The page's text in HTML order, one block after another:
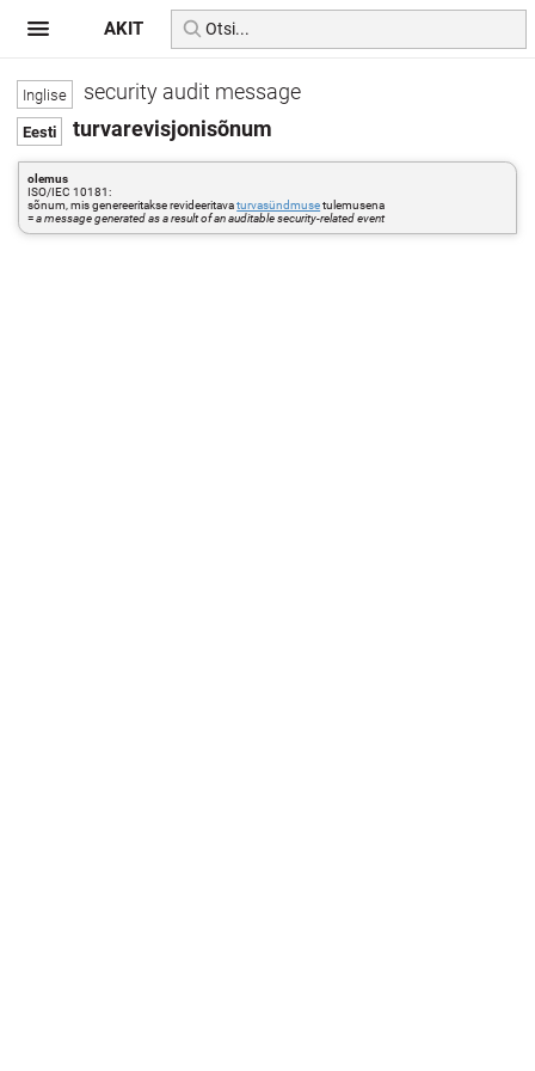
security audit message
turvarevisjonisõnum
olemus
ISO/IEC 10181:
sõnum, mis genereeritakse revideeritavaturvasündmusetulemusena
=a message generated as a result of an auditable security-related event
AKIT